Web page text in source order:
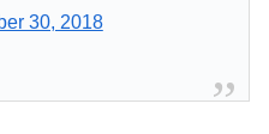
30, 2018